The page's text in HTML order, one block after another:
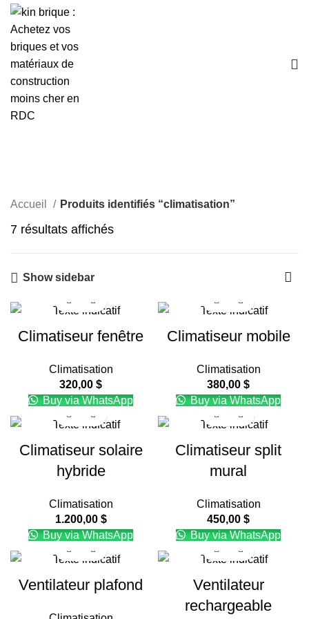
Accueil Produits identifiés “climatisation”
7 résultats affichés
Show sidebar
Climatiseur fenêtre
Climatisation
320,00 $
Buy via WhatsApp
Climatiseur mobile
Climatisation
380,00 $
Buy via WhatsApp
Climatiseur solaire
hybride
Climatisation
1.200,00 $
Buy via WhatsApp
Climatiseur split
mural
Climatisation
450,00 $
Buy via WhatsApp
Ventilateur plafond
Ventilateur
rechargeable